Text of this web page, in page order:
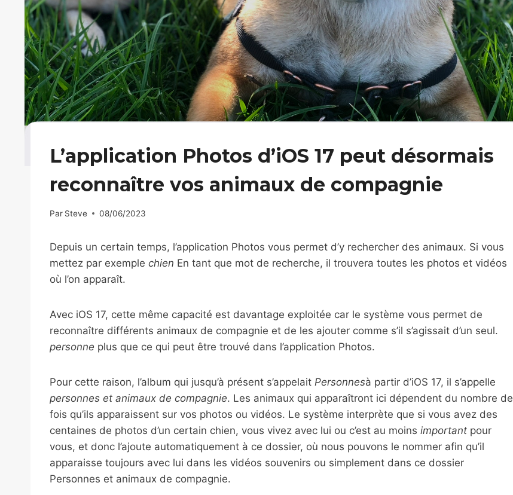
L’application Photos d’iOS 17 peut désormais
reconnaître vos animaux de compagnie
Par Steve 08/06/2023
Depuis un certain temps, l’application Photos vous permet d’y rechercher des animaux. Si vous
mettez par exemple chien En tant que mot de recherche, il trouvera toutes les photos et vidéos
où l’on apparaît.
Avec iOS 17, cette même capacité est davantage exploitée car le système vous permet de
reconnaître différents animaux de compagnie et de les ajouter comme s’il s’agissait d’un seul.
personne plus que ce qui peut être trouvé dans l’application Photos.
Pour cette raison, l’album qui jusqu’à présent s’appelait Personnesà partir d’iOS 17, il s’appelle
personnes et animaux de compagnie. Les animaux qui apparaîtront ici dépendent du nombre de
fois qu’ils apparaissent sur vos photos ou vidéos. Le système interprète que si vous avez des
centaines de photos d’un certain chien, vous vivez avec lui ou c’est au moins important pour
vous, et donc l’ajoute automatiquement à ce dossier, où nous pouvons le nommer afin qu’il
apparaisse toujours avec lui dans les vidéos souvenirs ou simplement dans ce dossier
Personnes et animaux de compagnie.